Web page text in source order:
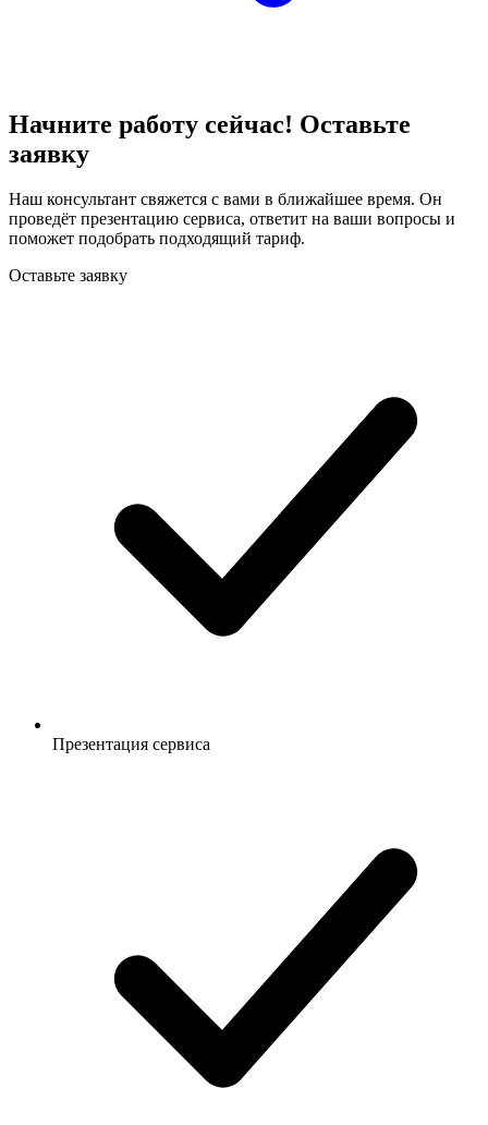
Начните работу сейчас! Оставьте
заявку
Наш консультант свяжется с вами в ближайшее время. Он
проведёт презентацию сервиса, ответит на ваши вопросы и
поможет подобрать подходящий тариф.
Оставьте заявку
Презентация сервиса